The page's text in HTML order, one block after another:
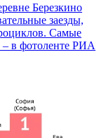
Березкино
заезды,
Самые
– в фотоленте РИА